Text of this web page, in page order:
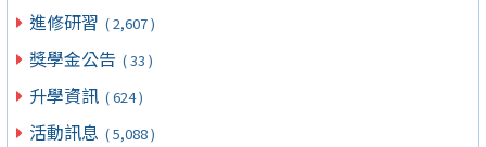
進修研習 ( 2,607 )
獎學金公告 ( 33 )
升學資訊 ( 624 )
活動訊息 ( 5,088 )